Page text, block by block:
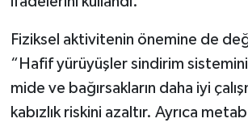
Fiziksel aktivitenin önemine de
“Hafif yürüyüşler sindirim sistemini
mide ve bağırsakların daha iyi
kabızlık riskini azaltır. Ayrıca